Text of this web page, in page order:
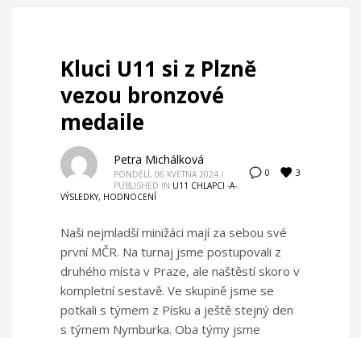
Kluci U11 si z Plzně
vezou bronzové
medaile
0 3
Petra Michálková
PONDĚLÍ, 06 KVĚTNA 2024 /
PUBLISHED IN U11 CHLAPCI -A-,
VÝSLEDKY, HODNOCENÍ
Naši nejmladší minižáci mají za sebou své
první MČR. Na turnaj jsme postupovali z
druhého místa v Praze, ale naštěstí skoro v
kompletní sestavě. Ve skupině jsme se
potkali s týmem z Písku a ještě stejný den
s týmem Nymburka. Oba týmy jsme